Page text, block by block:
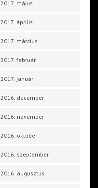
2017. május
2017. április
2017. március
2017. február
2017. január
2016. december
2016. november
2016. október
2016. szeptember
2016. augusztus